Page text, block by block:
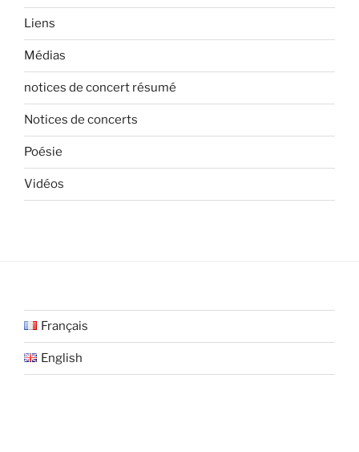
Liens
Médias
notices de concert résumé
Notices de concerts
Poésie
Vidéos
Français
English